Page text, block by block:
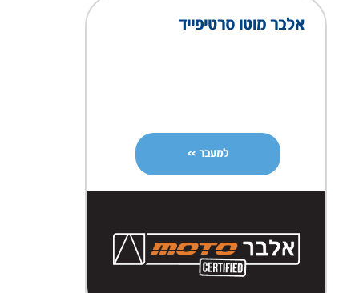
אלבר מוטו סרטיפייד
למעבר >>